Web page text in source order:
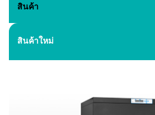
สินค้า
สินค้าใหม่